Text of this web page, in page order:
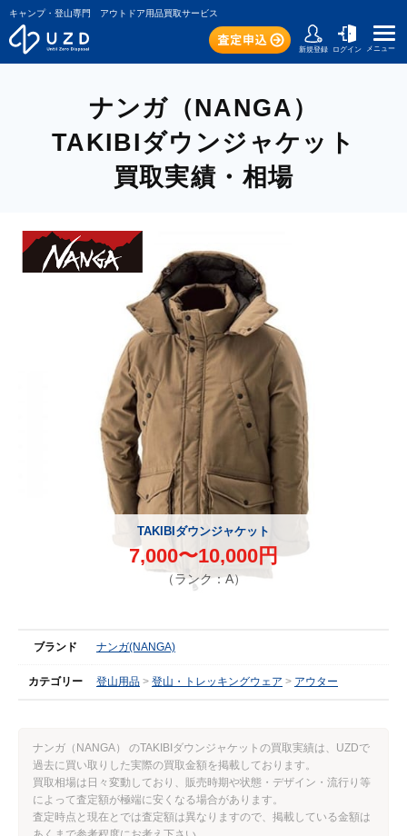
キャンプ・登山専門 アウトドア用品買取サービス
新規登録 ログイン メニュー
ナンガ（NANGA）
TAKIBIダウンジャケット
買取実績・相場
TAKIBIダウンジャケット
7,000〜10,000円
（ランク：A）
ブランド ナンガ(NANGA)
カテゴリー 登山用品 登山・トレッキングウェア アウター
ナンガ（NANGA） のTAKIBIダウンジャケットの買取実績は、UZDで
過去に買い取りした実際の買取金額を掲載しております。
買取相場は日々変動しており、販売時期や状態・デザイン・流行り等
によって査定額が極端に安くなる場合があります。
査定時点と現在とでは査定額は異なりますので、掲載している金額は